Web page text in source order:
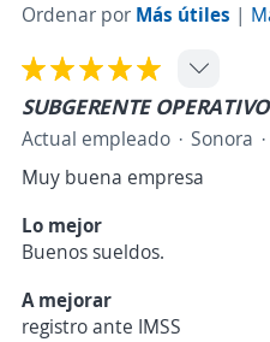
Ordenar por Más útiles |
SUBGERENTE OPERATIVO
Actual empleado Sonora
Muy buena empresa
Lo mejor
Buenos sueldos.
A mejorar
registro ante IMSS